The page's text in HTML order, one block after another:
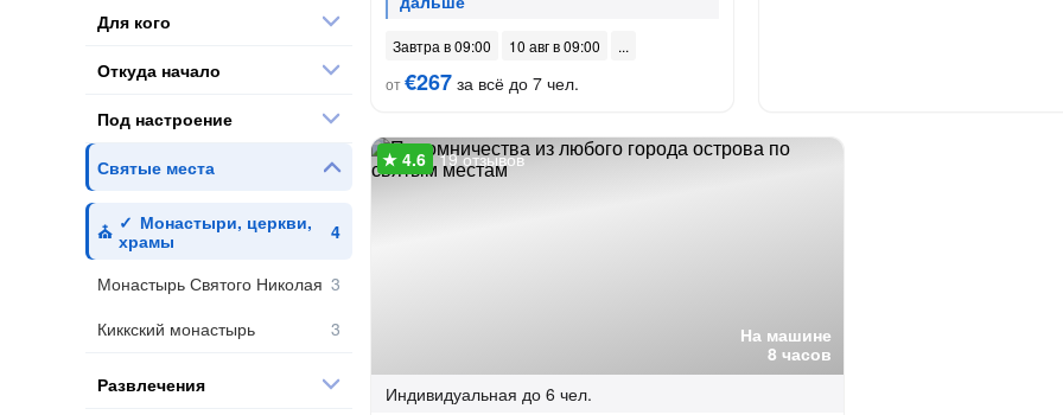
Завтра в 09:00
10 авг в 09:00
от€267 за всё до 7 чел.
На машине
8 часов
19 отзывов
Индивидуальная до 6 чел.
Для кого
Откуда начало
Под настроение
Святые места
Монастыри, церкви,
храмы
Монастырь Святого Николая
Киккский монастырь
Развлечения